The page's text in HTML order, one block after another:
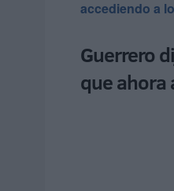
accediendo a
Guerrero
que ahora